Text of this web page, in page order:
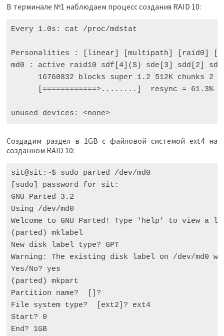
В терминале №1 наблюдаем процесс создания RAID 10:
Every 1.0s : cat /proc/mdstat
Personalities : linear multipath raid0
md0
: active raid10 sdf 4](S) sde 3 sdd 2 sdc
16760832
blocks super 1.2 512K chunks 2
============>........ resync = 61.3%
unused devices : <none>
Создадим раздел в 1GB c файловой системой ext4 на
созданном RAID 10:
sit@sit:~$ sudo parted /dev/md0
[sudo] password for sit:
GNU Parted 3.2
Using /dev/md0
Welcome to GNU Parted! Type 'help' to view a
(parted) mklabel
New disk label type? GPT
Warning: The existing disk label on /dev/md0
Yes/No? yes
(parted) mkpart
Partition name?  []?
File system type?  [ext2]? ext4
Start? 0
End? 1GB